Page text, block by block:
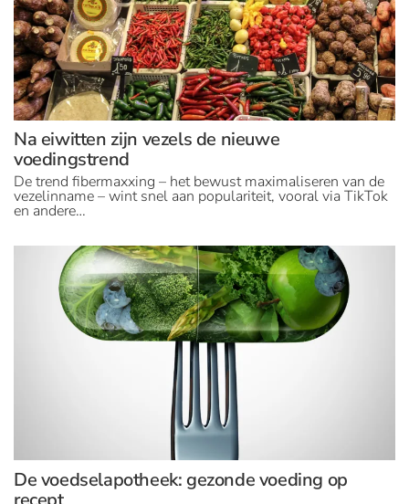
Na eiwitten zijn vezels de nieuwe
voedingstrend
De trend fibermaxxing – het bewust maximaliseren van de
vezelinname – wint snel aan populariteit, vooral via TikTok
en andere…
De voedselapotheek: gezonde voeding op